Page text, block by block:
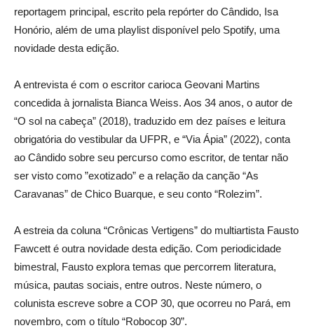
reportagem principal, escrito pela repórter do Cândido, Isa
Honório, além de uma playlist disponível pelo Spotify, uma
novidade desta edição.
A entrevista é com o escritor carioca Geovani Martins
concedida à jornalista Bianca Weiss. Aos 34 anos, o autor de
“O sol na cabeça” (2018), traduzido em dez países e leitura
obrigatória do vestibular da UFPR, e “Via Ápia” (2022), conta
ao Cândido sobre seu percurso como escritor, de tentar não
ser visto como ”exotizado” e a relação da canção “As
Caravanas” de Chico Buarque, e seu conto “Rolezim”.
A estreia da coluna “Crônicas Vertigens” do multiartista Fausto
Fawcett é outra novidade desta edição. Com periodicidade
bimestral, Fausto explora temas que percorrem literatura,
música, pautas sociais, entre outros. Neste número, o
colunista escreve sobre a COP 30, que ocorreu no Pará, em
novembro, com o título “Robocop 30”.